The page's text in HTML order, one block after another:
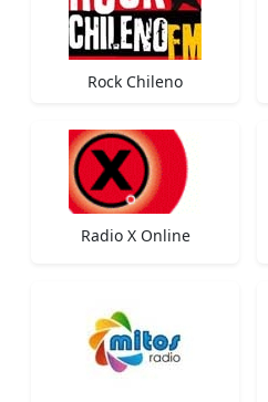
Rock Chileno
Radio X Online